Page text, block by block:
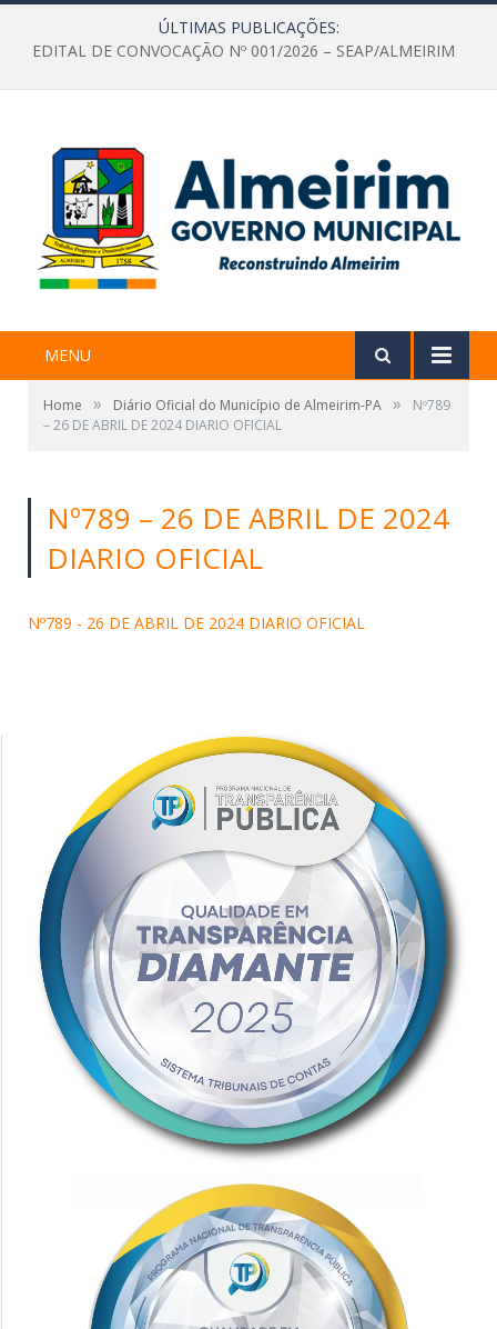
ÚLTIMAS PUBLICAÇÕES:
EDITAL DE CONVOCAÇÃO Nº 001/2026 – SEAP/ALMEIRIM
MENU
Home » Diário Oficial do Município de Almeirim-PA »
Nº789
– 26 DE ABRIL DE 2024 DIARIO OFICIAL
Nº789 – 26 DE ABRIL DE 2024
DIARIO OFICIAL
Nº789 - 26 DE ABRIL DE 2024 DIARIO OFICIAL